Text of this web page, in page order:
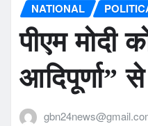
NATIONAL
पीएम मोदी
आदिपूर्णा”